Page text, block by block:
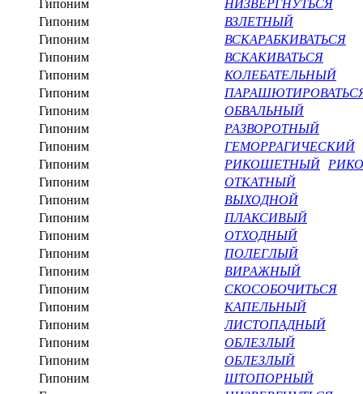
Гипоним
НИЗВЕРГНУТЬСЯ
Гипоним
ВЗЛЕТНЫЙ
Гипоним
ВСКАРАБКИВАТЬСЯ
Гипоним
ВСКАКИВАТЬСЯ
Гипоним
КОЛЕБАТЕЛЬНЫЙ
Гипоним
Гипоним
ОБВАЛЬНЫЙ
Гипоним
РАЗВОРОТНЫЙ
Гипоним
ГЕМОРРАГИЧЕСКИЙ
Гипоним
РИКОШЕТНЫЙ
Гипоним
ОТКАТНЫЙ
Гипоним
ВЫХОДНОЙ
Гипоним
ПЛАКСИВЫЙ
Гипоним
ОТХОДНЫЙ
Гипоним
ПОЛЕГЛЫЙ
Гипоним
ВИРАЖНЫЙ
Гипоним
СКОСОБОЧИТЬСЯ
Гипоним
КАПЕЛЬНЫЙ
Гипоним
ЛИСТОПАДНЫЙ
Гипоним
ОБЛЕЗЛЫЙ
Гипоним
ОБЛЕЗЛЫЙ
Гипоним
ШТОПОРНЫЙ